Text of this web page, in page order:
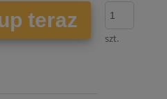
teraz
szt.